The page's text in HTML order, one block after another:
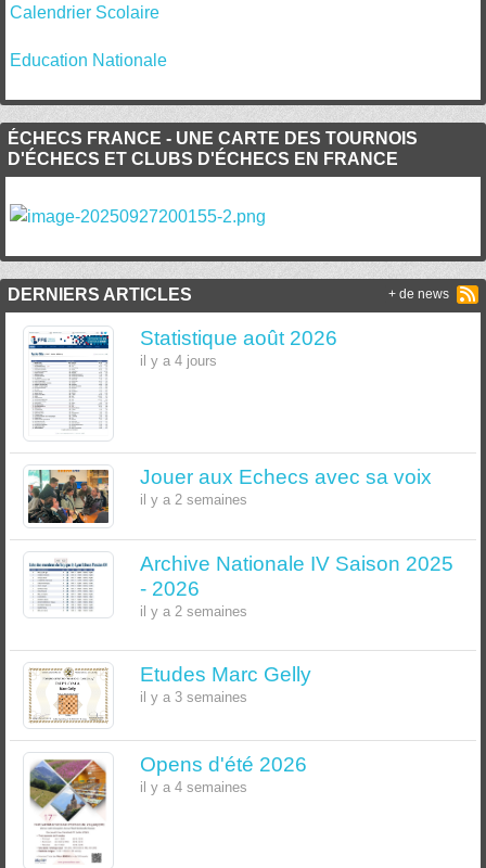
Calendrier Scolaire
Education Nationale
ÉCHECS FRANCE - UNE CARTE DES TOURNOIS
D'ÉCHECS ET CLUBS D'ÉCHECS EN FRANCE
DERNIERS ARTICLES
Statistique août 2026
il y a 4 jours
Jouer aux Echecs avec sa voix
il y a 2 semaines
Archive Nationale IV Saison 2025
- 2026
il y a 2 semaines
Etudes Marc Gelly
il y a 3 semaines
Opens d'été 2026
il y a 4 semaines
+ de news